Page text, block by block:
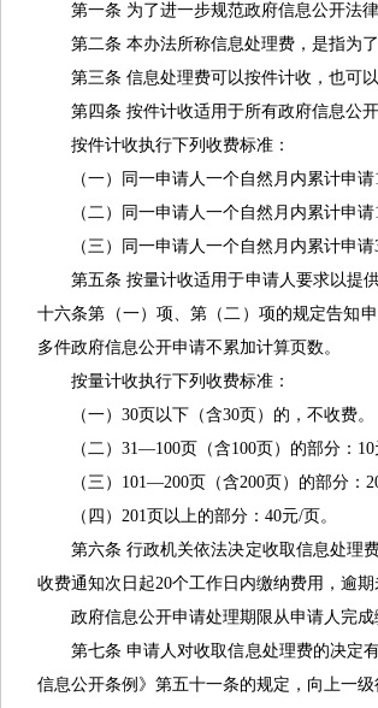
第一条 为了进一步规范政府信息公开法
第二条 本办法所称信息处理费，是指为
第三条 信息处理费可以按件计收，也可
第四条 按件计收适用于所有政府信息公
按件计收执行下列收费标准：
（一）同一申请人一个自然月内累计申
（二）同一申请人一个自然月内累计申
（三）同一申请人一个自然月内累计申
第五条 按量计收适用于申请人要求以提
十六条第（一）项、第（二）项的规定告知
多件政府信息公开申请不累加计算页数。
按量计收执行下列收费标准：
（一）30页以下（含30页）的，不收费。
（二）31—100页（含100页）的部分：10
（三）101—200页（含200页）的部分：
（四）201页以上的部分：40元/页。
第六条 行政机关依法决定收取信息处理
收费通知次日起20个工作日内缴纳费用，逾
政府信息公开申请处理期限从申请人完
第七条 申请人对收取信息处理费的决定
信息公开条例》第五十一条的规定，向上一